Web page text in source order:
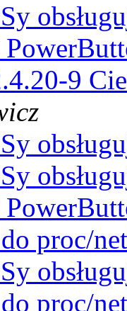
9
proc/
proc/